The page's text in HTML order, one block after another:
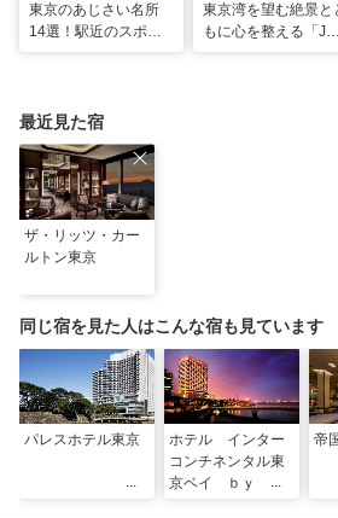
東京のあじさい名所
14選！駅近のスポッ
東京湾を望む絶景と
もに心を整える「JW
最近見た宿
ザ・リッツ・カー
ルトン東京
同じ宿を見た人はこんな宿も見ています
パレスホテル東京
ホテル インター
コンチネンタル東
京ベイ ｂｙ Ｉ
帝